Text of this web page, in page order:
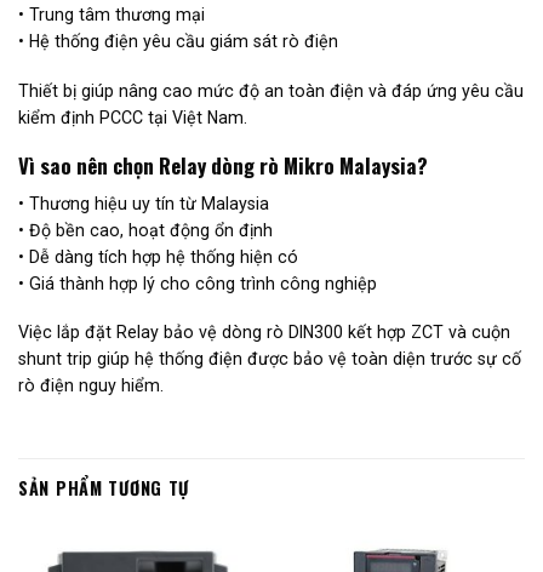
• Trung tâm thương mại
• Hệ thống điện yêu cầu giám sát rò điện
Thiết bị giúp nâng cao mức độ an toàn điện và đáp ứng yêu cầu
kiểm định PCCC tại Việt Nam.
Vì sao nên chọn Relay dòng rò Mikro Malaysia?
• Thương hiệu uy tín từ Malaysia
• Độ bền cao, hoạt động ổn định
• Dễ dàng tích hợp hệ thống hiện có
• Giá thành hợp lý cho công trình công nghiệp
Việc lắp đặt Relay bảo vệ dòng rò DIN300 kết hợp ZCT và cuộn
shunt trip giúp hệ thống điện được bảo vệ toàn diện trước sự cố
rò điện nguy hiểm.
SẢN PHẨM TƯƠNG TỰ